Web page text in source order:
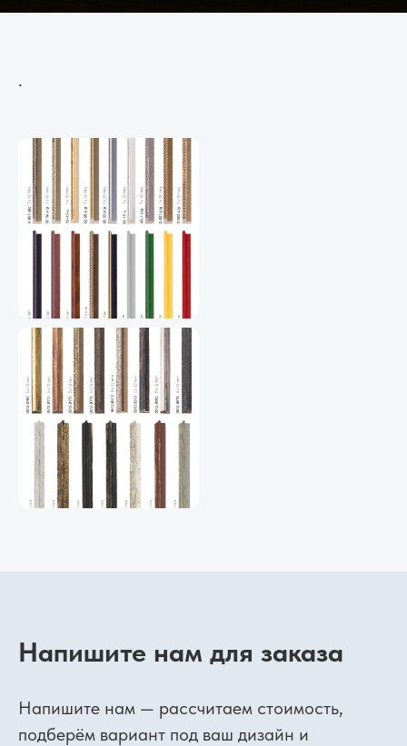
.
Напишите нам для заказа
Напишите нам — рассчитаем стоимость,
подберём вариант под ваш дизайн и